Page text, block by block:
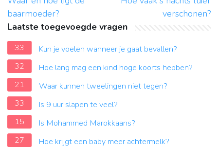
baarmoeder?
verschonen?
Laatste toegevoegde vragen
33
Kun je voelen wanneer je gaat bevallen?
32
Hoe lang mag een kind hoge koorts hebben?
21
Waar kunnen tweelingen niet tegen?
33
Is 9 uur slapen te veel?
15
Is Mohammed Marokkaans?
27
Hoe krijgt een baby meer achtermelk?